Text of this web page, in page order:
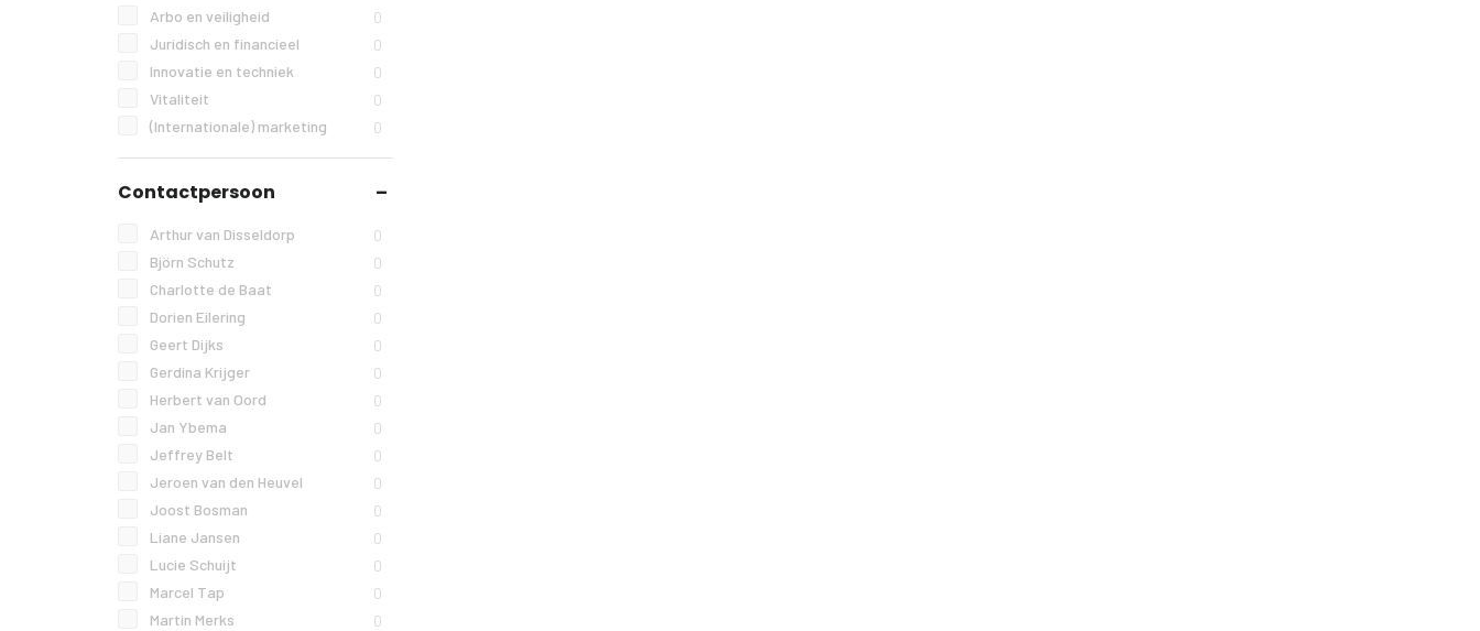
Arbo en veiligheid 0
Juridisch en financieel 0
Innovatie en techniek 0
Vitaliteit 0
(Internationale) marketing 0
Contactpersoon
Arthur van Disseldorp 0
Björn Schutz 0
Charlotte de Baat 0
Dorien Eilering 0
Geert Dijks 0
Gerdina Krijger 0
Herbert van Oord 0
Jan Ybema 0
Jeffrey Belt 0
Jeroen van den Heuvel 0
Joost Bosman 0
Liane Jansen 0
Lucie Schuijt 0
Marcel Tap 0
Martin Merks 0